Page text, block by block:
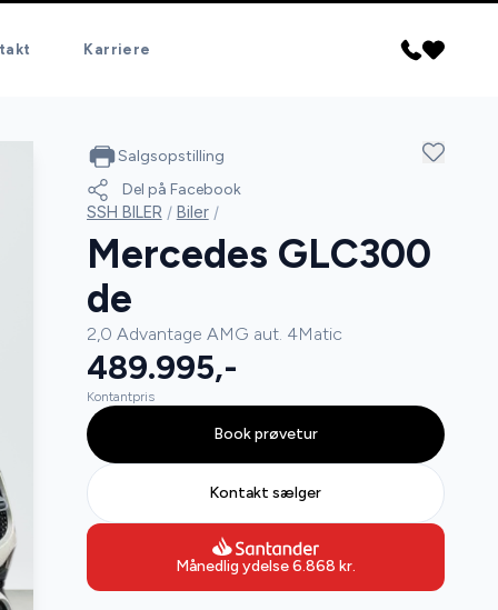
Karriere
Salgsopstilling
Del på Facebook
SSH BILER / Biler /
Mercedes GLC300
de
2,0 Advantage AMG aut. 4Matic
489.995,-
Kontantpris
Book prøvetur
Kontakt sælger
Månedlig ydelse6.868 kr.